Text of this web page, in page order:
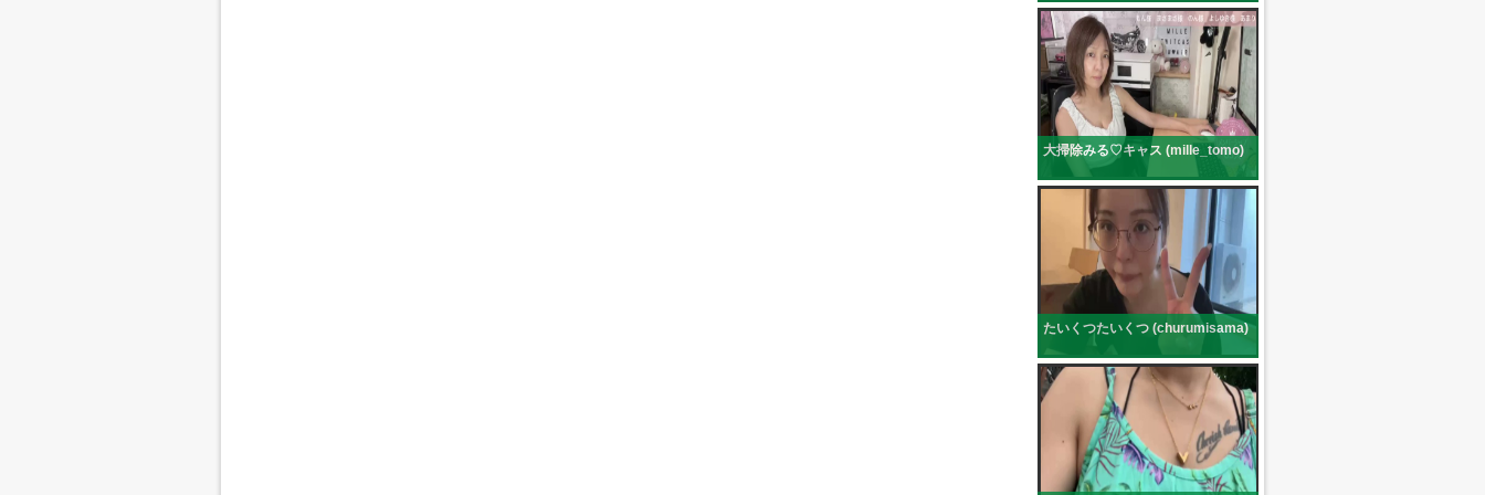
大掃除みる♡キャス (mille_tomo)
たいくつたいくつ (churumisama)